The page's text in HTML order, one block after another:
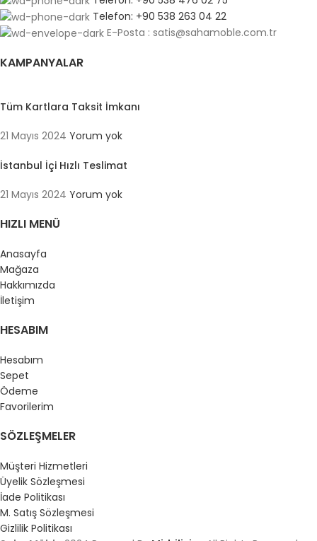
Telefon: +90 538 263 04 22
E-Posta : satis@sahamoble.com.tr
KAMPANYALAR
Tüm Kartlara Taksit İmkanı
21 Mayıs 2024 Yorum yok
İstanbul İçi Hızlı Teslimat
21 Mayıs 2024 Yorum yok
HIZLI MENÜ
Anasayfa
Mağaza
Hakkımızda
İletişim
HESABIM
Hesabım
Sepet
Ödeme
Favorilerim
SÖZLEŞMELER
Müşteri Hizmetleri
Üyelik Sözleşmesi
İade Politikası
M. Satış Sözleşmesi
Gizlilik Politikası